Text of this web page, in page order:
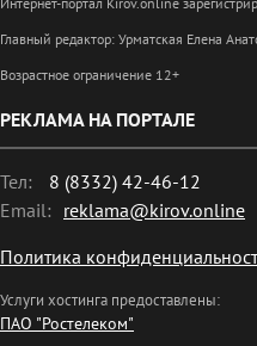
Главный редактор: Урматская Елена
Возрастное ограничение 12+
РЕКЛАМА НА ПОРТАЛЕ
Тел:
8 (8332) 42-46-12
Email: reklama@kirov.online
Политика
Услуги хостинга предоставлены:
ПАО "Ростелеком"